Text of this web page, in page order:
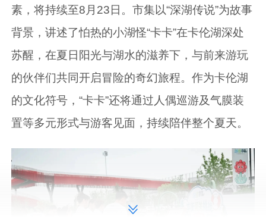
素，将持续至8月23日。市集以“深湖传说”为故事
背景，讲述了怕热的小湖怪“卡卡”在卡伦湖深处
苏醒，在夏日阳光与湖水的滋养下，与前来游玩
的伙伴们共同开启冒险的奇幻旅程。作为卡伦湖
的文化符号，“卡卡”还将通过人偶巡游及气膜装
置等多元形式与游客见面，持续陪伴整个夏天。